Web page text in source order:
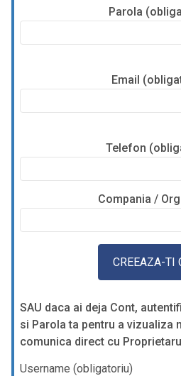
Parola
Email
Telefon
Compania /
SAU daca ai deja Cont,
si Parola ta pentru a vizualiza
comunica direct cu
Username (obligatoriu)